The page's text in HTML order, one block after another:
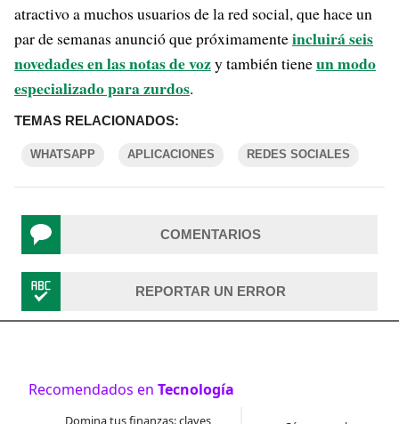
atractivo a muchos usuarios de la red social, que hace un
par de semanas anunció que próximamenteincluirá seis
novedades en las notas de vozy también tieneun modo
especializado para zurdos.
TEMAS RELACIONADOS:
WHATSAPP APLICACIONES REDES SOCIALES
COMENTARIOS
REPORTAR UN ERROR
Recomendados en Tecnología
Domina tus finanzas: claves